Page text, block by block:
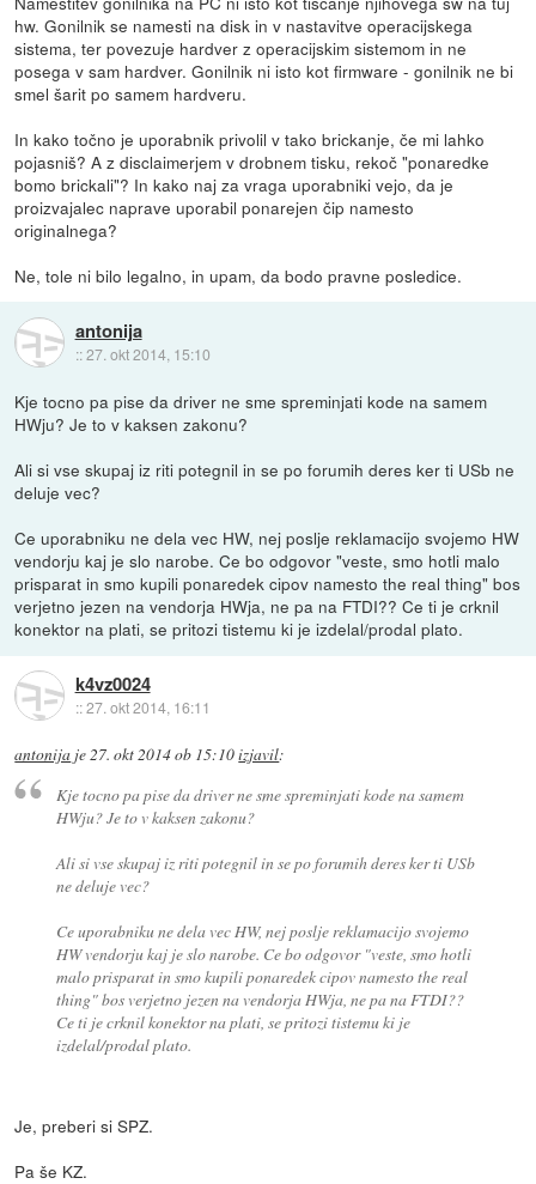
hw. Gonilnik se namesti na disk in v nastavitve operacijskega
sistema, ter povezuje hardver z operacijskim sistemom in ne
posega v sam hardver. Gonilnik ni isto kot firmware - gonilnik ne bi
smel šarit po samem hardveru.
In kako točno je uporabnik privolil v tako brickanje, če mi lahko
pojasniš? A z disclaimerjem v drobnem tisku, rekoč "ponaredke
bomo brickali"? In kako naj za vraga uporabniki vejo, da je
proizvajalec naprave uporabil ponarejen čip namesto
originalnega?
Ne, tole ni bilo legalno, in upam, da bodo pravne posledice.
antonija
::27. okt 2014, 15:10
Kje tocno pa pise da driver ne sme spreminjati kode na samem
HWju? Je to v kaksen zakonu?
Ali si vse skupaj iz riti potegnil in se po forumih deres ker ti USb ne
deluje vec?
Ce uporabniku ne dela vec HW, nej poslje reklamacijo svojemo HW
vendorju kaj je slo narobe. Ce bo odgovor "veste, smo hotli malo
prisparat in smo kupili ponaredek cipov namesto the real thing" bos
verjetno jezen na vendorja HWja, ne pa na FTDI?? Ce ti je crknil
konektor na plati, se pritozi tistemu ki je izdelal/prodal plato.
k4vz0024
::27. okt 2014, 16:11
antonija je27. okt 2014 ob 15:10izjavil:
Kje tocno pa pise da driver ne sme spreminjati kode na samem
HWju? Je to v kaksen zakonu?
Ali si vse skupaj iz riti potegnil in se po forumih deres ker ti USb
ne deluje vec?
Ce uporabniku ne dela vec HW, nej poslje reklamacijo svojemo
HW vendorju kaj je slo narobe. Ce bo odgovor "veste, smo hotli
malo prisparat in smo kupili ponaredek cipov namesto the real
thing" bos verjetno jezen na vendorja HWja, ne pa na FTDI??
Ce ti je crknil konektor na plati, se pritozi tistemu ki je
izdelal/prodal plato.
Je, preberi si SPZ.
Pa še KZ.